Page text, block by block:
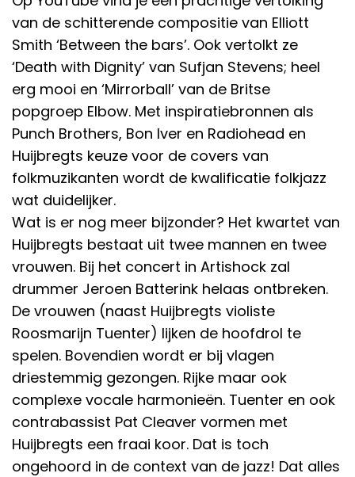
van de schitterende compositie van Elliott
Smith ‘Between the bars’. Ook vertolkt ze
‘Death with Dignity’ van Sufjan Stevens; heel
erg mooi en ‘Mirrorball’ van de Britse
popgroep Elbow. Met inspiratiebronnen als
Punch Brothers, Bon Iver en Radiohead en
Huijbregts keuze voor de covers van
folkmuzikanten wordt de kwalificatie folkjazz
wat duidelijker.
Wat is er nog meer bijzonder? Het kwartet van
Huijbregts bestaat uit twee mannen en twee
vrouwen. Bij het concert in Artishock zal
drummer Jeroen Batterink helaas ontbreken.
De vrouwen (naast Huijbregts violiste
Roosmarijn Tuenter) lijken de hoofdrol te
spelen. Bovendien wordt er bij vlagen
driestemmig gezongen. Rijke maar ook
complexe vocale harmonieën. Tuenter en ook
contrabassist Pat Cleaver vormen met
Huijbregts een fraai koor. Dat is toch
ongehoord in de context van de jazz! Dat alles